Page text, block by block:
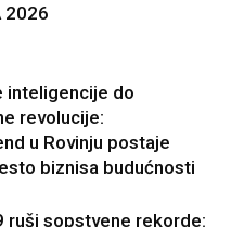
2026
inteligencije do
revolucije:
u Rovinju postaje
biznisa budućnosti
ruši sopstvene rekorde: